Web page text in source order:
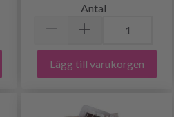
Antal
Lägg till varukorgen